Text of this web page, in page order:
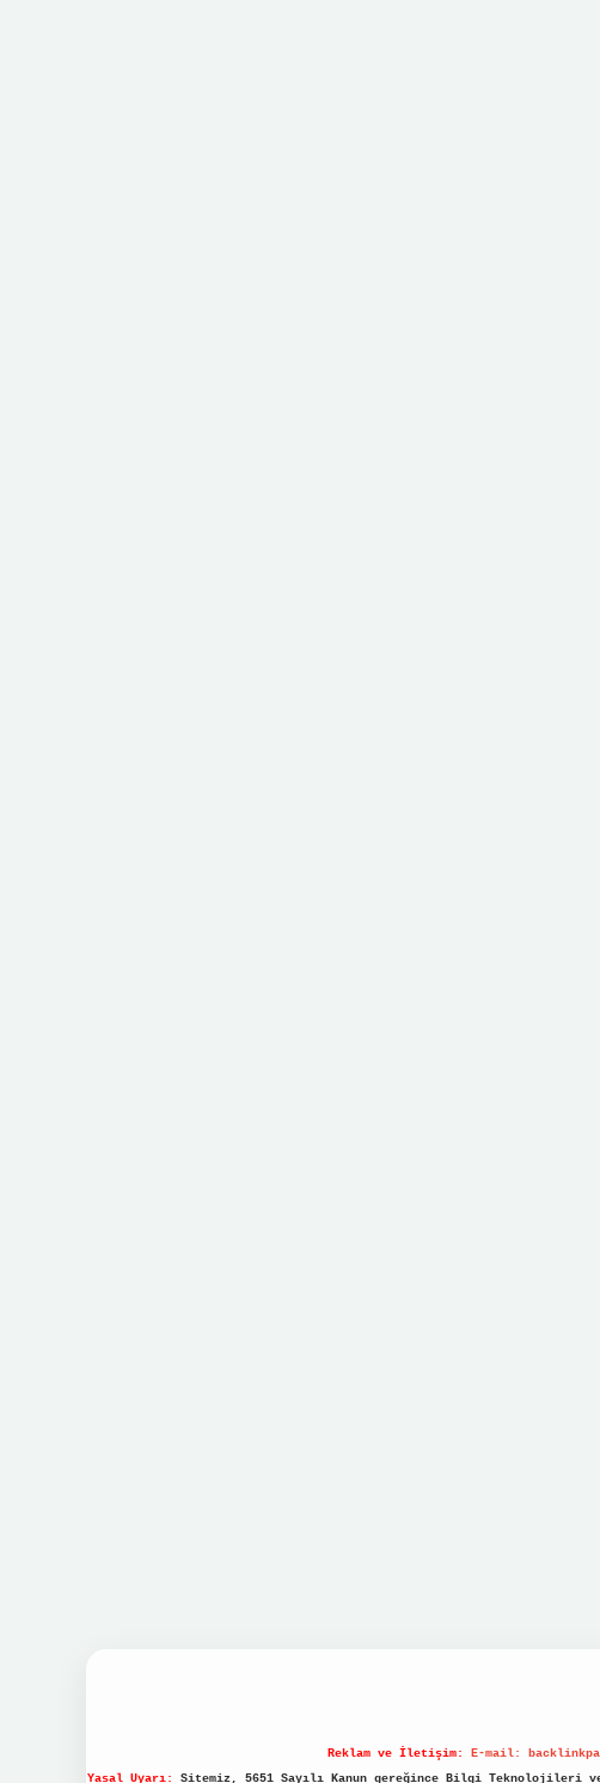
Reklam ve İletişim: E-mail:
Yasal Uyarı:
Sitemiz, 5651 Sayılı Kanun gereğince Bilgi Teknolojileri